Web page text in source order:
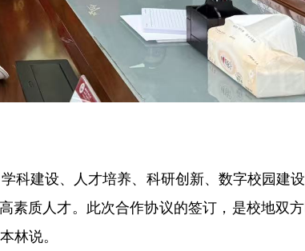
建设、人才培养、科研创新、数字校园建
素质人才。此次合作协议的签订，是校地双
林说。